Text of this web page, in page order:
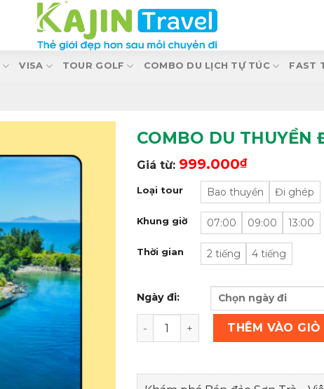
VISA TOUR GOLF COMBO DU LỊCH TỰ TÚC FAST
COMBO DU THUYỀN
Giá từ: 999.000₫
Loại tour Bao thuyền Đi ghép
Khung giờ 07:00 09:00 13:00
Thời gian 2 tiếng 4 tiếng
Ngày đi:
COMBO DU THUYỀN ĐÀ NẴNG
THÊM VÀO GIỎ